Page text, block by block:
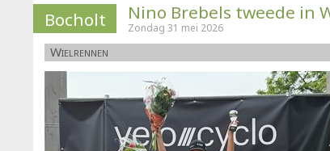
Bocholt Nino Brebels tweede in
Zondag 31 mei 2026
Wielrennen